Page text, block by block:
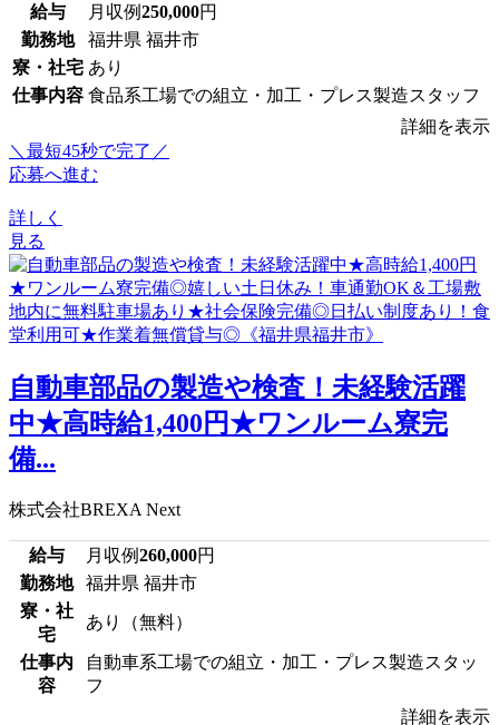
給与 月収例250,000円
勤務地
福井県 福井市
寮・社宅 あり
仕事内容 食品系工場での組立・加工・プレス製造スタッフ
詳細を表示
＼最短45秒で完了／
応募へ進む
詳しく
見る
自動車部品の製造や検査！未経験活躍
中★高時給1,400円★ワンルーム寮完
備...
株式会社BREXA Next
給与 月収例260,000円
勤務地
福井県 福井市
寮・社
宅
あり（無料）
仕事内
容
自動車系工場での組立・加工・プレス製造スタッ
フ
詳細を表示